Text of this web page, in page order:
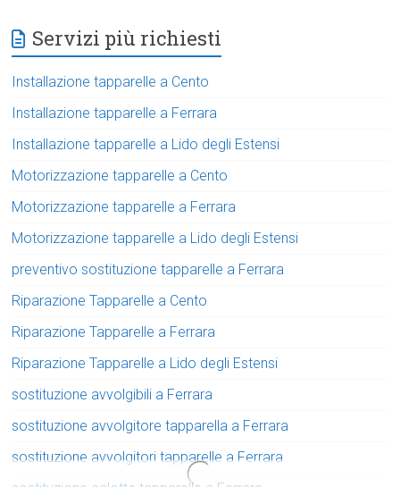
Servizi più richiesti
Installazione tapparelle a Cento
Installazione tapparelle a Ferrara
Installazione tapparelle a Lido degli Estensi
Motorizzazione tapparelle a Cento
Motorizzazione tapparelle a Ferrara
Motorizzazione tapparelle a Lido degli Estensi
preventivo sostituzione tapparelle a Ferrara
Riparazione Tapparelle a Cento
Riparazione Tapparelle a Ferrara
Riparazione Tapparelle a Lido degli Estensi
sostituzione avvolgibili a Ferrara
sostituzione avvolgitore tapparella a Ferrara
sostituzione avvolgitori tapparelle a Ferrara